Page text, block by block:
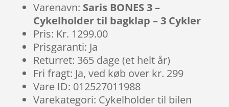
Varenavn: Saris BONES 3 –
Cykelholder til bagklap – 3 Cykler
Pris: Kr. 1299.00
Prisgaranti: Ja
Returret: 365 dage (et helt år)
Fri fragt: Ja, ved køb over kr. 299
Vare ID: 012527011988
Varekategori: Cykelholder til bilen